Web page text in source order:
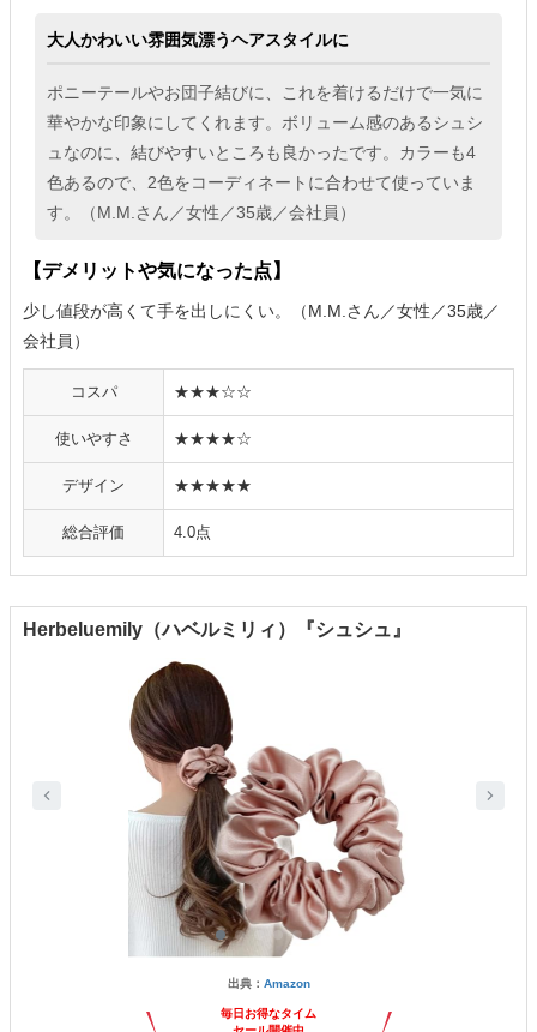
大人かわいい雰囲気漂うヘアスタイルに
ポニーテールやお団子結びに、これを着けるだけで一気に
華やかな印象にしてくれます。ボリューム感のあるシュシ
ュなのに、結びやすいところも良かったです。カラーも4
色あるので、2色をコーディネートに合わせて使っていま
す。（M.M.さん／女性／35歳／会社員）
【デメリットや気になった点】
少し値段が高くて手を出しにくい。（M.M.さん／女性／35歳／
会社員）
コスパ ★★★☆☆
使いやすさ ★★★★☆
デザイン ★★★★★
総合評価 4.0点
Herbeluemily（ハベルミリィ）『シュシュ』
出典： Amazon
毎日お得なタイム